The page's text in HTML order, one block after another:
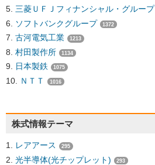
三菱ＵＦＪフィナンシャル・グループ
ソフトバンクグループ 1372
古河電気工業 1213
村田製作所 1134
日本製鉄 1075
ＮＴＴ 1016
株式情報テーマ
レアアース 295
光半導体(光チップレット) 293